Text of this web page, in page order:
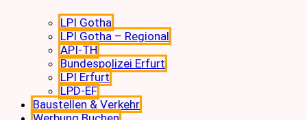
LPI Gotha
LPI Gotha – Regional
API-TH
Bundespolizei Erfurt
LPI Erfurt
LPD-EF
Baustellen & Verkehr